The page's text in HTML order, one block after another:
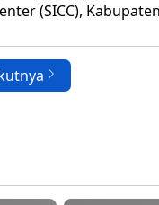
(SICC),